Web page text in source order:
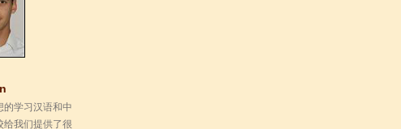
学习汉语和中
我们提供了很
文化的机会，